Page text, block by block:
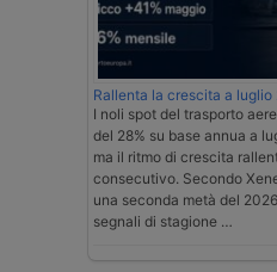
Rallenta la crescita a
I noli spot del trasporto
del 28% su base annua a
ma il ritmo di crescita
consecutivo. Secondo
una seconda metà del
segnali di stagione …